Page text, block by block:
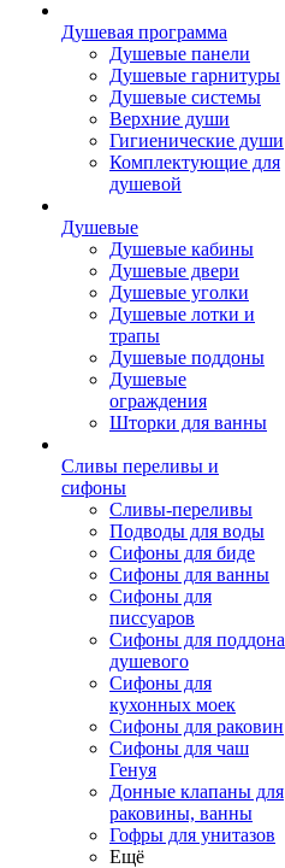
Душевая программа
Душевые панели
Душевые гарнитуры
Душевые системы
Верхние души
Гигиенические души
Комплектующие для
душевой
Душевые
Душевые кабины
Душевые двери
Душевые уголки
Душевые лотки и
трапы
Душевые поддоны
Душевые
ограждения
Шторки для ванны
Сливы переливы и
сифоны
Сливы-переливы
Подводы для воды
Сифоны для биде
Сифоны для ванны
Сифоны для
писсуаров
Сифоны для поддона
душевого
Сифоны для
кухонных моек
Сифоны для раковин
Сифоны для чаш
Генуя
Донные клапаны для
раковины, ванны
Гофры для унитазов
Ещё